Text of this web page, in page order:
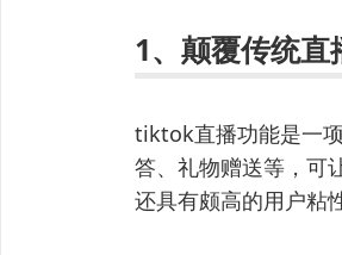
1、颠覆传统
tiktok直播功能是一
答、礼物赠送等，可
还具有颇高的用户粘